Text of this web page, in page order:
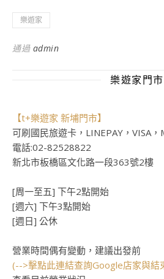
樂遊家
通過 admin
樂遊家門市
【t+樂遊家 新埔門市】
可刷國民旅遊卡，LINEPAY，VISA，
電話:02-82528822
新北市板橋區文化路一段363號2樓
[周一至五] 下午2點開始
[週六] 下午3點開始
[週日] 公休
營業時間偶有變動，建議出發前
(-->擊點此連結查詢Google店家與結